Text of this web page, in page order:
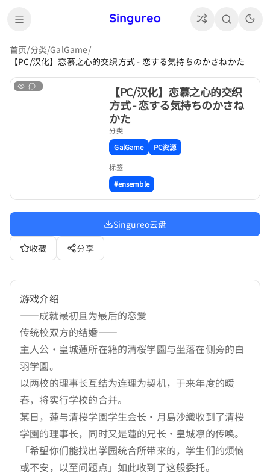
首页/分类/GalGame/
【PC/汉化】恋慕之心的交织方式 - 恋する気持ちのかさねかた
【PC/汉化】恋慕之心的交织
方式 - 恋する気持ちのかさね
かた
分类
GalGame
PC资源
标签
#ensemble
Singureo云盘
收藏
分享
游戏介绍
——成就最初且为最后的恋爱
传统校双方的结婚——
主人公·皇城蓮所在籍的清桜学園与坐落在侧旁的白
羽学園。
以两校的理事长互结为连理为契机，于来年度的暖
春，将实行学校的合并。
某日，蓮与清桜学園学生会长·月島沙織收到了清桜
学園的理事长，同时又是蓮的兄长·皇城凛的传唤。
「希望你们能找出学园统合所带来的，学生们的烦恼
或不安，以至问题点」如此收到了这般委托。